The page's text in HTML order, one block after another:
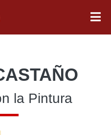
la Pintura